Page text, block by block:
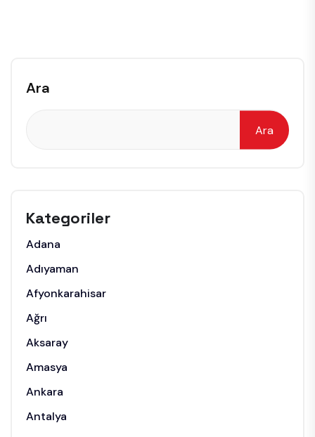
Ara
Ara
Kategoriler
Adana
Adıyaman
Afyonkarahisar
Ağrı
Aksaray
Amasya
Ankara
Antalya